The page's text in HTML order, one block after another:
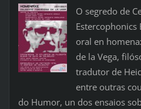
O segredo de
Estercophonics
oral en
de la Vega,
tradutor de
entre outras
do Humor, un dos ensaios